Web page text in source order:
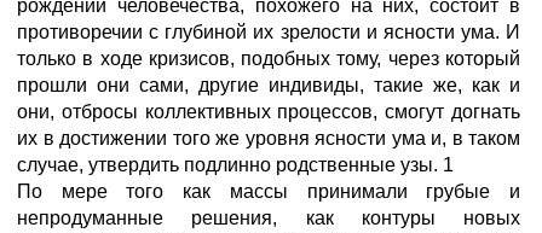
рождении человечества, похожего на них, состоит в
противоречии с глубиной их зрелости и ясности ума. И
только в ходе кризисов, подобных тому, через который
прошли они сами, другие индивиды, такие же, как и
они, отбросы коллективных процессов, смогут догнать
их в достижении того же уровня ясности ума и, в таком
случае, утвердить подлинно родственные узы. 1
По мере того как массы принимали грубые и
непродуманные решения, как контуры новых